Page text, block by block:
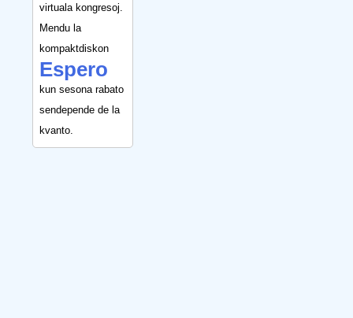
virtuala kongresoj.
Mendu la
kompaktdiskon
Espero
kun sesona rabato
sendepende de la
kvanto.